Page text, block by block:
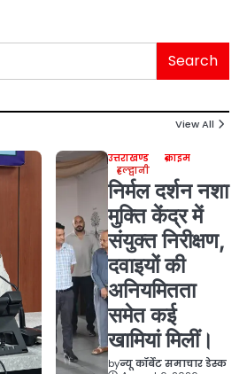
Search
View All
उत्तराखण्ड
क्राइम
हल्द्वानी
निर्मल दर्शन नशा
मुक्ति केंद्र में
संयुक्त निरीक्षण,
दवाइयों की
अनियमितता
समेत कई
खामियां मिलीं।
byन्यू कॉर्बेट समाचार डेस्क